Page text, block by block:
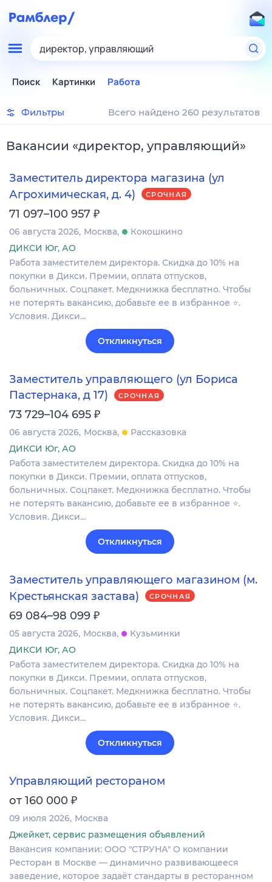
директор, управляющий
Поиск Картинки Работа
Фильтры Всего найдено 260 результатов
Вакансии «директор, управляющий»
Заместитель директора магазина (ул
Агрохимическая, д. 4)
СРОЧНАЯ
71 097–100 957 ₽
06 августа 2026 Москва
Кокошкино
ДИКСИ Юг, АО
Работа заместителем директора. Скидка до 10% на
покупки в Дикси. Премии, оплата отпусков,
больничных. Соцпакет. Медкнижка бесплатно. Чтобы
не потерять вакансию, добавьте ее в избранное ⭐.
Условия. Дикси…
Откликнуться
Заместитель управляющего (ул Бориса
Пастернака, д 17)
СРОЧНАЯ
73 729–104 695 ₽
06 августа 2026 Москва
Рассказовка
ДИКСИ Юг, АО
Работа заместителем директора. Скидка до 10% на
покупки в Дикси. Премии, оплата отпусков,
больничных. Соцпакет. Медкнижка бесплатно. Чтобы
не потерять вакансию, добавьте ее в избранное ⭐.
Условия. Дикси…
Откликнуться
Заместитель управляющего магазином (м.
Крестьянская застава)
СРОЧНАЯ
69 084–98 099 ₽
05 августа 2026 Москва
Кузьминки
ДИКСИ Юг, АО
Работа заместителем директора. Скидка до 10% на
покупки в Дикси. Премии, оплата отпусков,
больничных. Соцпакет. Медкнижка бесплатно. Чтобы
не потерять вакансию, добавьте ее в избранное ⭐.
Условия. Дикси…
Откликнуться
Управляющий рестораном
от 160 000 ₽
09 июля 2026 Москва
Джейкет, сервис размещения объявлений
Вакансия компании: ООО "СТРУНА" О компании
Ресторан в Москве — динамично развивающееся
заведение, которое задаёт стандарты в ресторанном